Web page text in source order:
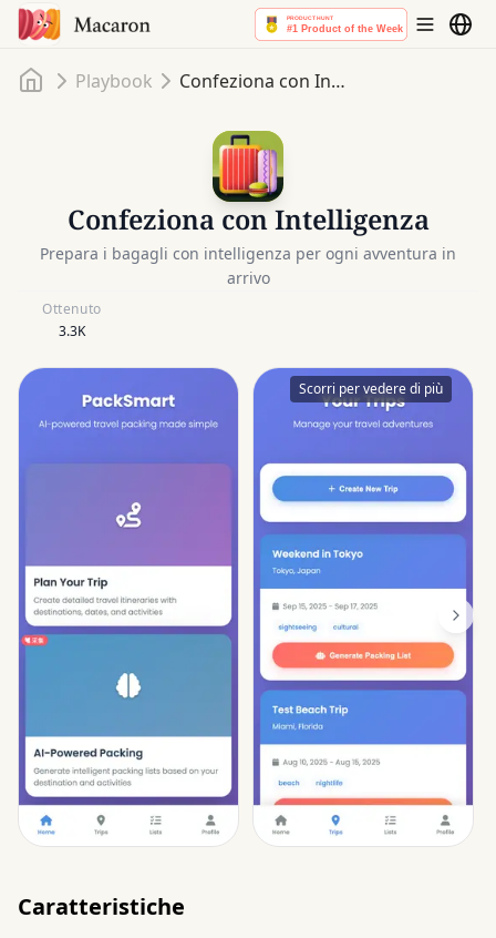
HomePlaybook Confeziona con Intelligenza
Confeziona con Intelligenza
Prepara i bagagli con intelligenza per ogni avventura in
arrivo
Ottenuto
3.3K
Scorri per vedere di più
Caratteristiche